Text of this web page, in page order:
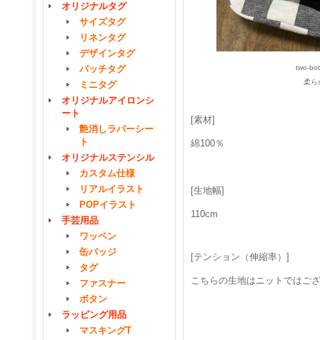
オリジナルタグ
サイズタグ
リネンタグ
デザインタグ
パッチタグ
ミニタグ
オリジナルアイロンシ
ート
艶消しラバーシー
ト
オリジナルステンシル
カスタム仕様
リアルイラスト
POPイラスト
手芸用品
ワッペン
缶バッジ
タグ
ファスナー
ボタン
ラッピング用品
マスキングT
two-
柔ら
[素材]
綿100％
[生地幅]
110cm
[テンション（伸縮率）]
こちらの生地はニットではご